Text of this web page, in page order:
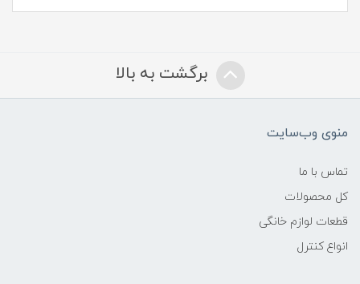
برگشت به بالا
منوی وب‌سایت
تماس با ما
کل محصولات
قطعات لوازم خانگی
انواع کنترل